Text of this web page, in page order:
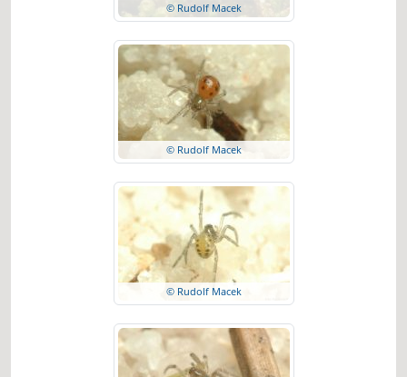
© Rudolf Macek
© Rudolf Macek
© Rudolf Macek